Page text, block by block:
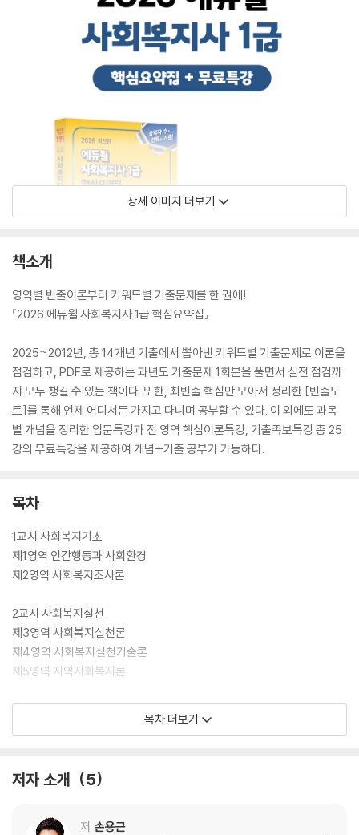
상세 이미지 더보기
책소개
영역별 빈출이론부터 키워드별 기출문제를 한 권에!
『2026 에듀윌 사회복지사 1급 핵심요약집』
2025~2012년, 총 14개년 기출에서 뽑아낸 키워드별 기출문제로 이론을
점검하고, PDF로 제공하는 과년도 기출문제 1회분을 풀면서 실전 점검까
지 모두 챙길 수 있는 책이다. 또한, 최빈출 핵심만 모아서 정리한 [빈출노
트]를 통해 언제 어디서든 가지고 다니며 공부할 수 있다. 이 외에도 과목
별 개념을 정리한 입문특강과 전 영역 핵심이론특강, 기출족보특강 총 25
강의 무료특강을 제공하여 개념+기출 공부가 가능하다.
목차
1교시 사회복지기초
제1영역 인간행동과 사회환경
제2영역 사회복지조사론
2교시 사회복지실천
제3영역 사회복지실천론
제4영역 사회복지실천기술론
제5영역 지역사회복지론
3교시 사회복지정책과 제도
목차 더보기
저자 소개 5
저 손용근